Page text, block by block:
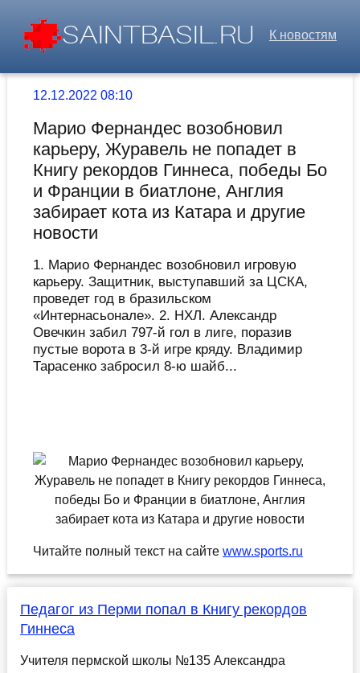
К новостям
12.12.2022 08:10
Марио Фернандес возобновил
карьеру, Журавель не попадет в
Книгу рекордов Гиннеса, победы Бо
и Франции в биатлоне, Англия
забирает кота из Катара и другие
новости
1. Марио Фернандес возобновил игровую
карьеру. Защитник, выступавший за ЦСКА,
проведет год в бразильском
«Интернасьонале». 2. НХЛ. Александр
Овечкин забил 797-й гол в лиге, поразив
пустые ворота в 3-й игре кряду. Владимир
Тарасенко забросил 8-ю шайб...
Читайте полный текст на сайте www.sports.ru
Педагог из Перми попал в Книгу рекордов
Гиннеса
Учителя пермской школы №135 Александра